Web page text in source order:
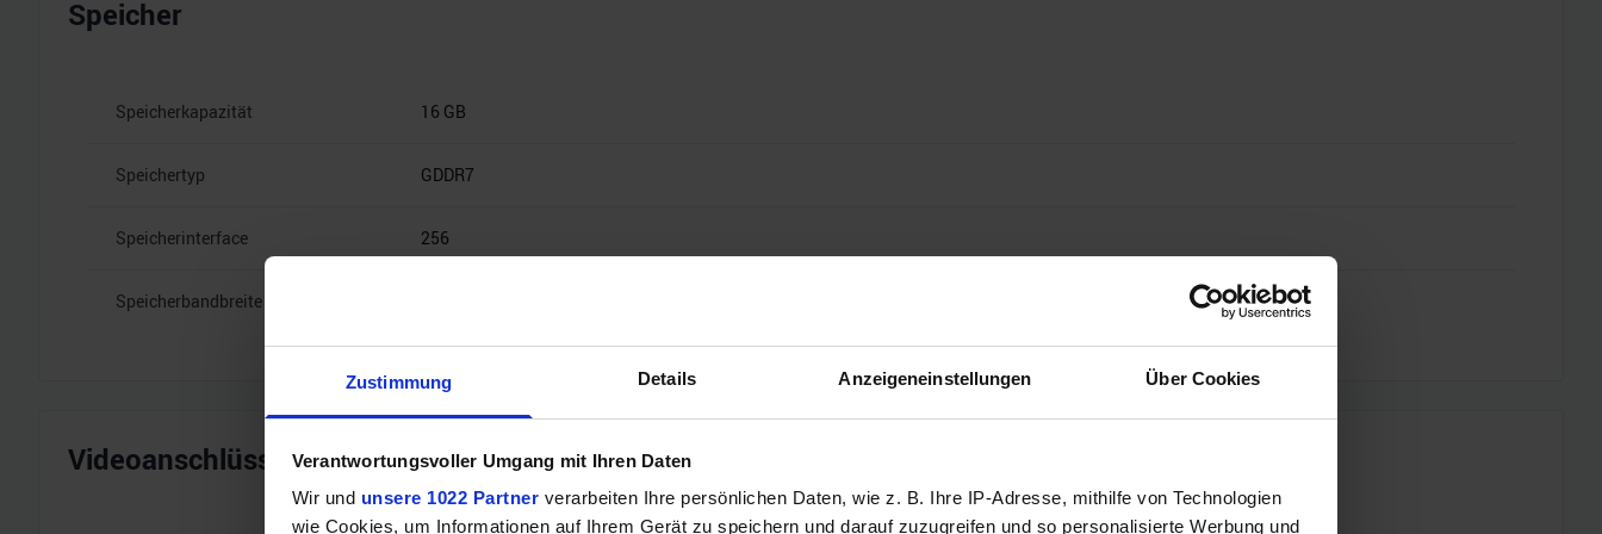
Zustimmung Details Anzeigeneinstellungen Über Cookies
Verantwortungsvoller Umgang mit Ihren Daten
Wir und unsere 1022 Partner verarbeiten Ihre persönlichen Daten, wie z. B. Ihre IP-Adresse, mithilfe von Technologien
wie Cookies, um Informationen auf Ihrem Gerät zu speichern und darauf zuzugreifen und so personalisierte Werbung und
Speicher
Speicherkapazität 16 GB
Speichertyp GDDR7
Speicherinterface 256
Speicherbandbreite
Videoanschlüsse